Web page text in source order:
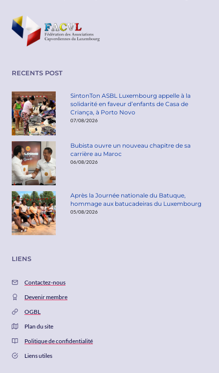
RECENTS POST
SintonTon ASBL Luxembourg appelle à la
solidarité en faveur d’enfants de Casa de
Criança, à Porto Novo
07/08/2026
Bubista ouvre un nouveau chapitre de sa
carrière au Maroc
06/08/2026
Après la Journée nationale du Batuque,
hommage aux batucadeiras du Luxembourg
05/08/2026
LIENS
Contactez-nous
Devenir membre
OGBL
Plan du site
Politique de confidentialité
Liens utiles